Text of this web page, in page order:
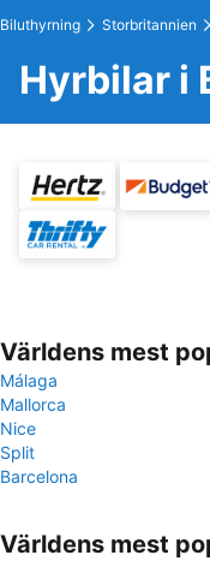
Biluthyrning Storbritannien
Hyrbilar i
Världens mest
Málaga
Mallorca
Nice
Split
Barcelona
Världens mest